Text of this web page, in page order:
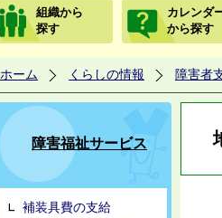
組織から
探す
カレンダ
から探す
ホーム くらしの情報 障害者
障害福祉サービス
補装具費の支給